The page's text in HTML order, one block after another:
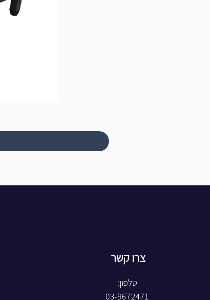
צרו קשר
טלפון:
03-9672471